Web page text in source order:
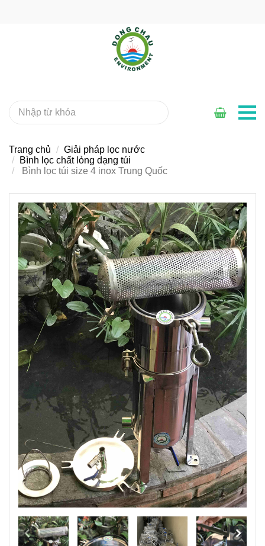
Trang chủ
Giải pháp lọc nước
Bình lọc chất lỏng dạng túi
Bình lọc túi size 4 inox Trung Quốc